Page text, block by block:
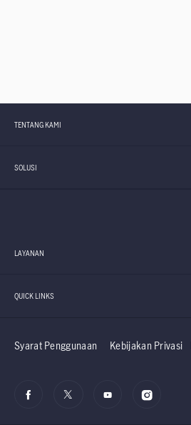
TENTANG KAMI
SOLUSI
LAYANAN
QUICK LINKS
Syarat Penggunaan Kebijakan Privasi